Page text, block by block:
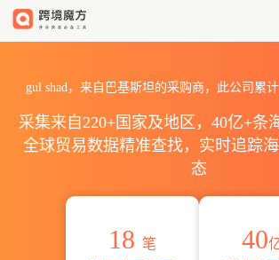
gul shad，来自巴基斯坦的采购商，此公司累
采集来自220+国家及地区，40亿+条
全球贸易数据精准查找，实时追踪
态
18 笔
40